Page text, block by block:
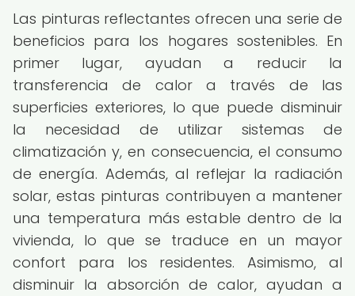
Las pinturas reflectantes ofrecen una serie de
beneficios para los hogares sostenibles. En
primer lugar, ayudan a reducir la
transferencia de calor a través de las
superficies exteriores, lo que puede disminuir
la necesidad de utilizar sistemas de
climatización y, en consecuencia, el consumo
de energía. Además, al reflejar la radiación
solar, estas pinturas contribuyen a mantener
una temperatura más estable dentro de la
vivienda, lo que se traduce en un mayor
confort para los residentes. Asimismo, al
disminuir la absorción de calor, ayudan a